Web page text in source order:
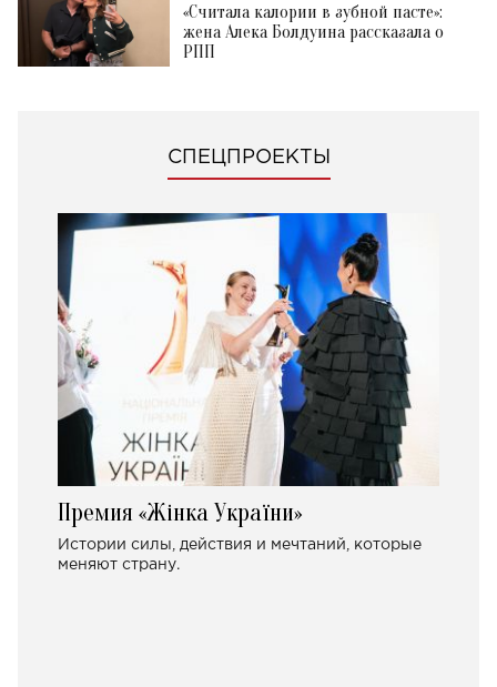
«Считала калории в зубной пасте»:
жена Алека Болдуина рассказала о
РПП
СПЕЦПРОЕКТЫ
Премия «Жінка України»
Истории силы, действия и мечтаний, которые
меняют страну.